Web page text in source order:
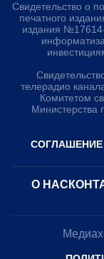
Свидетельство о
печатного
издания
телерадио
Комитетом
Министерства
О НАС